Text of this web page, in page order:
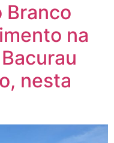
Branco
na
nesta